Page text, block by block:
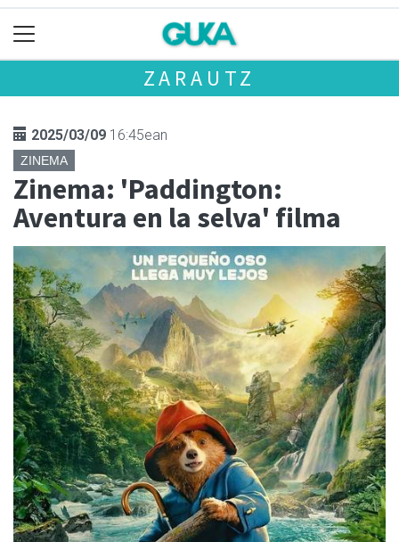
ZARAUTZ
2025/03/09 16:45ean
ZINEMA
Zinema: 'Paddington:
Aventura en la selva' filma